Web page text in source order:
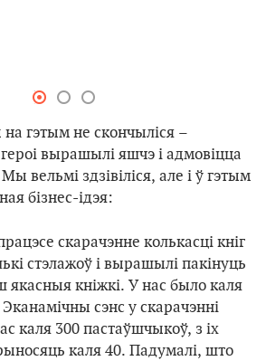
гэтым не скончыліся –
вырашылі яшчэ і адмовіцца
вельмі здзівіліся, але і ў гэтым
бізнес-ідэя:
скарачэнне колькасці кніг
стэлажоў і вырашылі пакінуць
якасныя кніжкі. У нас было каля
сэнс у скарачэнні
каля 300 пастаўшчыкоў, з іх
каля 40. Падумалі, што